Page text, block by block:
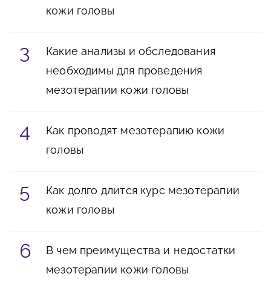
кожи головы
Какие анализы и обследования
необходимы для проведения
мезотерапии кожи головы
Как проводят мезотерапию кожи
головы
Как долго длится курс мезотерапии
кожи головы
В чем преимущества и недостатки
мезотерапии кожи головы